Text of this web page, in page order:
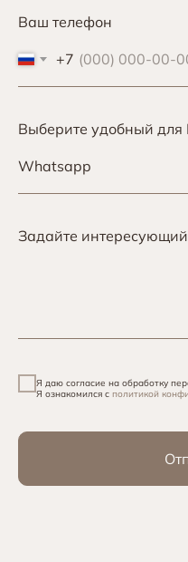
Ваш телефон
+7
Выберите удобный для
Задайте
Я даю согласие на обработку
Я ознакомился с политикой